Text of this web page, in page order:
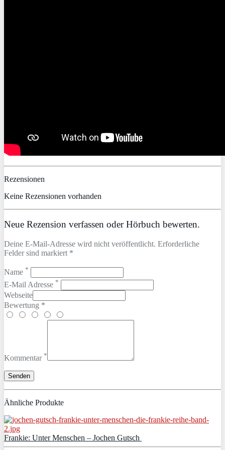
Rezensionen
Keine Rezensionen vorhanden
Neue Rezension verfassen oder Hörbuch bewerten.
Deine E-Mail-Adresse wird nicht veröffentlicht. Erforderliche
Felder sind markiert *
Name *
E-Mail Adresse *
Webseite
Bewertung *
Kommentar *
Ähnliche Produkte
Frankie: Unter Menschen – Jochen Gutsch